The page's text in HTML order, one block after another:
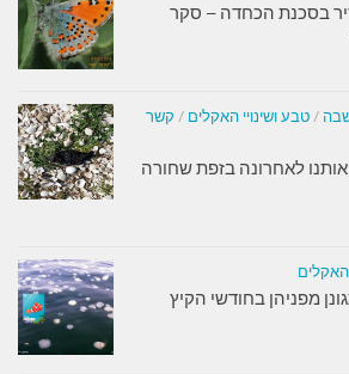
בסכנת הכחדה – סקר
/ טבע ושינויי האקלים / קשר
לאחרונה בזפת שחורה
האקלים
מפניהן בחודשי הקיץ